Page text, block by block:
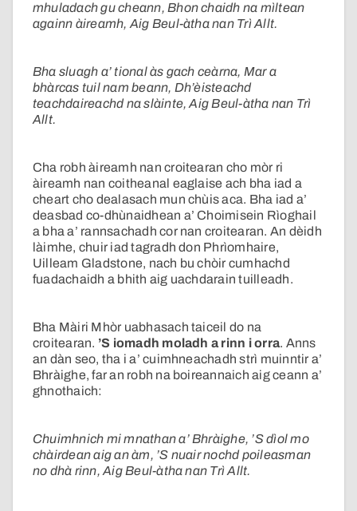
mhuladach gu cheann, Bhon chaidh na mìltean
againn àireamh, Aig Beul-àtha nan Trì Allt.
Bha sluagh a’ tional às gach ceàrna, Mar a
bhàrcas tuil nam beann, Dh’èisteachd
teachdaireachd na slàinte, Aig Beul-àtha nan Trì
Allt.
Cha robh àireamh nan croitearan cho mòr ri
àireamh nan coitheanal eaglaise ach bha iad a
cheart cho dealasach mun chùis aca. Bha iad a’
deasbad co-dhùnaidhean a’ Choimisein Rìoghail
a bha a’ rannsachadh cor nan croitearan. An dèidh
làimhe, chuir iad tagradh don Phrìomhaire,
Uilleam Gladstone, nach bu chòir cumhachd
fuadachaidh a bhith aig uachdarain tuilleadh.
Bha Màiri Mhòr uabhasach taiceil do na
croitearan. ’S iomadh moladh a rinn i orra. Anns
an dàn seo, tha i a’ cuimhneachadh strì muinntir a’
Bhràighe, far an robh na boireannaich aig ceann a’
ghnothaich:
Chuimhnich mi mnathan a’ Bhràighe, ’S dìol mo
chàirdean aig an àm, ’S nuair nochd poileasman
no dhà rinn, Aig Beul-àtha nan Trì Allt.